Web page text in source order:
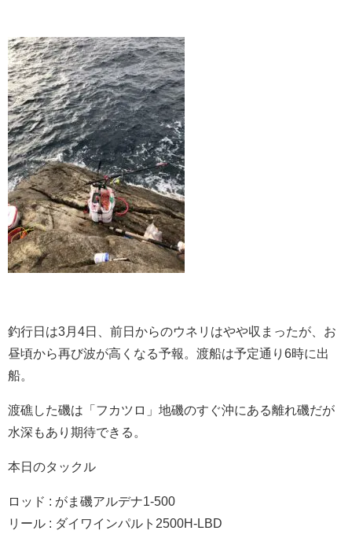
釣行日は3月4日、前日からのウネリはやや収まったが、お
昼頃から再び波が高くなる予報。渡船は予定通り6時に出
船。
渡礁した磯は「フカツロ」地磯のすぐ沖にある離れ磯だが
水深もあり期待できる。
本日のタックル
ロッド : がま磯アルデナ1-500
リール : ダイワインパルト2500H-LBD